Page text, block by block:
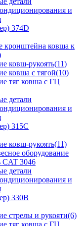
и
374D
кронштейна ковша к
ковш-рукоять(11)
ковша с тягой(10)
тяг ковша с ГЦ
детали
и
315C
ковш-рукоять(11)
оборудование
CAT 3046
детали
и
330B
стрелы и рукояти(6)
тяг ковша с ГЦ